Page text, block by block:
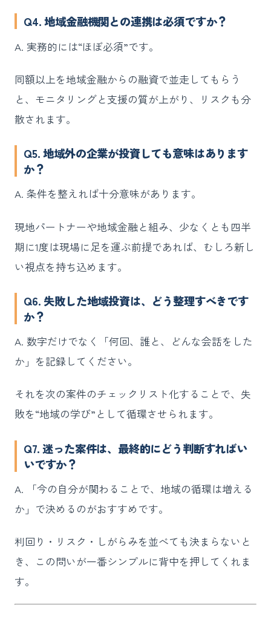
Q4. 地域金融機関との連携は必須ですか？
A. 実務的には“ほぼ必須”です。
同額以上を地域金融からの融資で並走してもらう
と、モニタリングと支援の質が上がり、リスクも分
散されます。
Q5. 地域外の企業が投資しても意味はあります
か？
A. 条件を整えれば十分意味があります。
現地パートナーや地域金融と組み、少なくとも四半
期に1度は現場に足を運ぶ前提であれば、むしろ新し
い視点を持ち込めます。
Q6. 失敗した地域投資は、どう整理すべきです
か？
A. 数字だけでなく「何回、誰と、どんな会話をした
か」を記録してください。
それを次の案件のチェックリスト化することで、失
敗を“地域の学び”として循環させられます。
Q7. 迷った案件は、最終的にどう判断すればい
いですか？
A. 「今の自分が関わることで、地域の循環は増える
か」で決めるのがおすすめです。
利回り・リスク・しがらみを並べても決まらないと
き、この問いが一番シンプルに背中を押してくれま
す。